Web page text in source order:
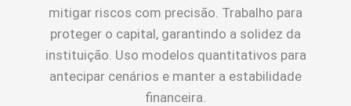
mitigar riscos com precisão. Trabalho para
proteger o capital, garantindo a solidez da
instituição. Uso modelos quantitativos para
antecipar cenários e manter a estabilidade
financeira.